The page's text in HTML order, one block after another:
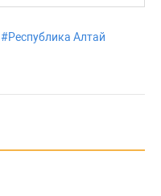
#Республика Алтай